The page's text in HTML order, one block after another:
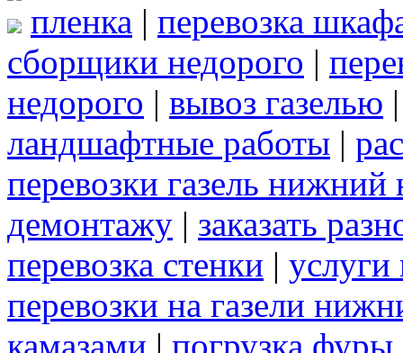
пленка | перевозка
сборщики недорого |
недорого | вывоз газелью
ландшафтные работы |
перевозки газель нижний
демонтажу | заказать
перевозка стенки | услуги
перевозки на газели
камазами | погрузка фуры